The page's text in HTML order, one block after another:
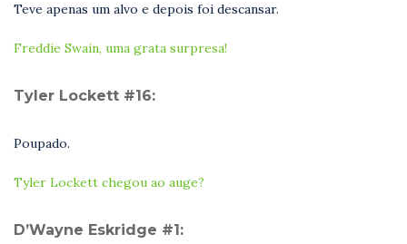
Teve apenas um alvo e depois foi descansar.
Freddie Swain, uma grata surpresa!
Tyler Lockett #16:
Poupado.
Tyler Lockett chegou ao auge?
D’Wayne Eskridge #1: